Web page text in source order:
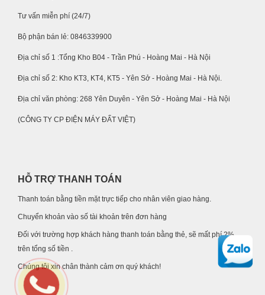
Tư vấn miễn phí (24/7)
Bộ phận bán lẻ: 0846339900
Địa chỉ số 1 :Tổng Kho B04 - Trần Phú - Hoàng Mai - Hà Nội
Địa chỉ số 2: Kho KT3, KT4, KT5 - Yên Sở - Hoàng Mai - Hà Nội.
Địa chỉ văn phòng: 268 Yên Duyên - Yên Sở - Hoàng Mai - Hà Nội
(CÔNG TY CP ĐIỆN MÁY ĐẤT VIỆT)
HỖ TRỢ THANH TOÁN
Thanh toán bằng tiền mặt trực tiếp cho nhân viên giao hàng.
Chuyển khoản vào số tài khoản trên đơn hàng
Đối với trường hợp khách hàng thanh toán bằng thẻ, sẽ mất phí 2%
trên tổng số tiền .
Chúng tôi xin chân thành cảm ơn quý khách!